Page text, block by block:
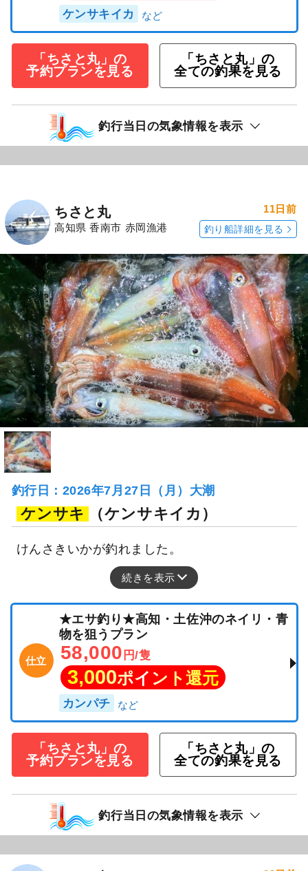
ケンサキイカ
「ちさと丸」の
予約プランを見る
「ちさと丸」の
全ての釣果を見る
釣行当日の気象情報を表示
ちさと丸
高知県 香南市 赤岡漁港
11日前
釣り船詳細を見る
釣行日：2026年7月27日（月）大潮
ケンサキ （ケンサキイカ）
けんさきいかが釣れました。
続きを表示
仕立
★エサ釣り★高知・土佐沖のネイリ・青
物を狙うプラン
58,000 円/隻
3,000ポイント還元
カンパチ
「ちさと丸」の
予約プランを見る
「ちさと丸」の
全ての釣果を見る
釣行当日の気象情報を表示